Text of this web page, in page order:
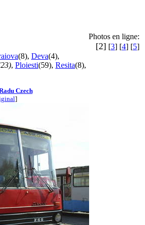
(8), Deva(4),
, Ploiesti(59), Resita(8),
Photos en ligne:
[2] [3] [4] [5]
Czech
]